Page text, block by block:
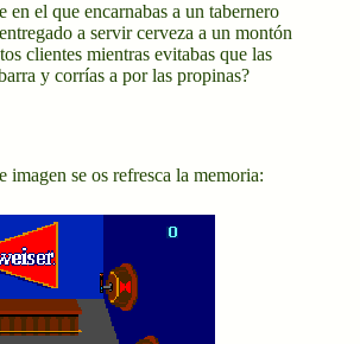
en el que encarnabas a un tabernero
a servir cerveza a un montón
clientes mientras evitabas que las
y corrías a por las propinas?
imagen se os refresca la memoria: